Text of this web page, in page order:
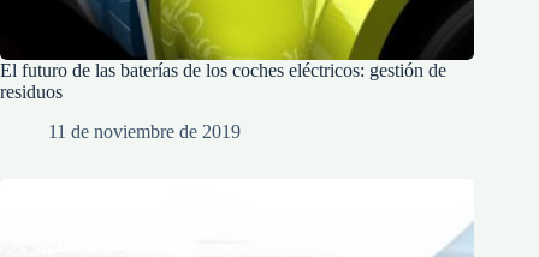
El futuro de las baterías de los coches eléctricos: gestión de
residuos
11 de noviembre de 2019